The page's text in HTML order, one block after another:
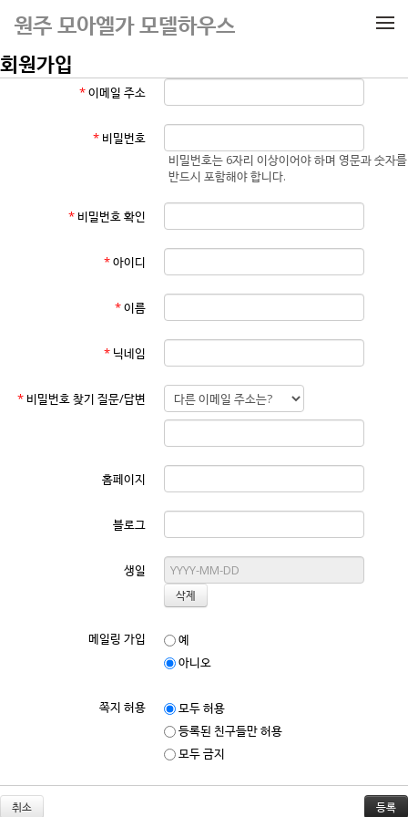
원주 모아엘가 모델하우스
회원가입
*이메일 주소
* 비밀번호
비밀번호는 6자리 이상이어야 하며 영문과 숫자를
반드시 포함해야 합니다.
* 비밀번호 확인
*아이디
*이름
* 닉네임
* 비밀번호 찾기 질문/답변
홈페이지
블로그
생일
메일링 가입
예
아니오
쪽지 허용
모두 허용
등록된 친구들만 허용
모두 금지
취소